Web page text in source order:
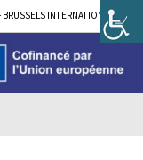
INTERNATIONAL